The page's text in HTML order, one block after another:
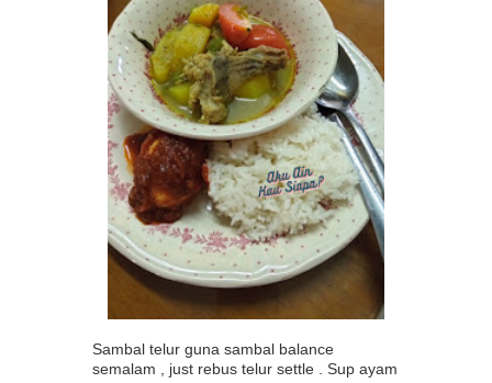
Sambal telur guna sambal balance
semalam , just rebus telur settle . Sup ayam